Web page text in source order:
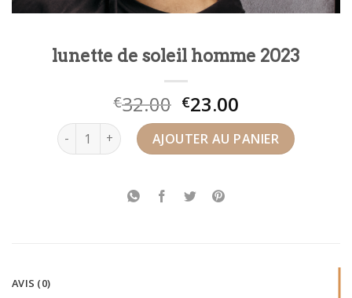
lunette de soleil homme 2023
€32.00 €23.00
quantité de lunette de soleil homme 2023
AJOUTER AU PANIER
AVIS (0)